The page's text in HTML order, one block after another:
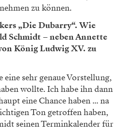
zu können.
„Die Dubarry“. Wie
Schmidt – neben Annette
König Ludwig XV. zu
sehr genaue Vorstellung,
wollte. Ich habe ihn dann
eine Chance haben ... na
Ton getroffen haben,
seinen Terminkalender für